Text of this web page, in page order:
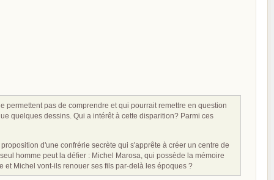
pas de comprendre et qui pourrait remettre en question
quelques dessins. Qui a intérêt à cette disparition? Parmi ces
d'une confrérie secrète qui s'apprête à créer un centre de
homme peut la défier : Michel Marosa, qui possède la mémoire
et Michel vont-ils renouer ses fils par-delà les époques ?